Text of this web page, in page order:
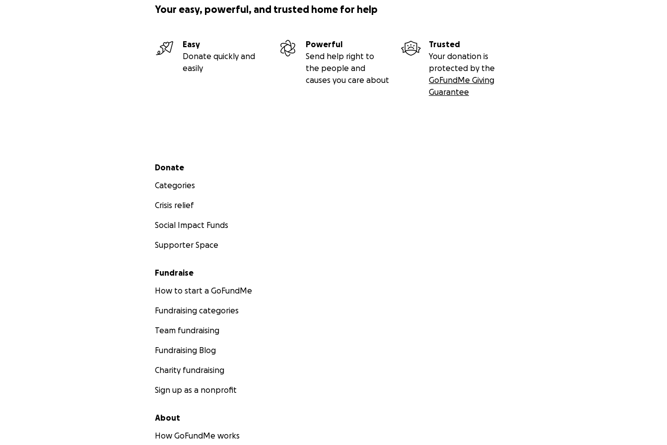
Your easy, powerful, and trusted home for help
Easy
Donate quickly and
easily
Powerful
Send help right to
the people and
causes you care about
Trusted
Your donation is
protected by the
GoFundMe Giving
Guarantee
Secondary menu
Donate
Categories
Crisis relief
Social Impact Funds
Supporter Space
Fundraise
How to start a GoFundMe
Fundraising categories
Team fundraising
Fundraising Blog
Charity fundraising
Sign up as a nonprofit
About
How GoFundMe works